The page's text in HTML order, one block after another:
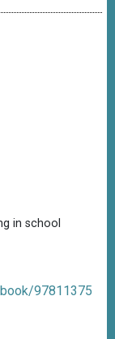
in school
97811375